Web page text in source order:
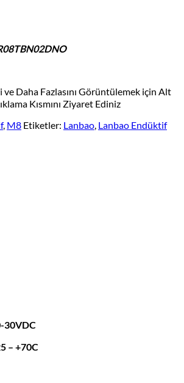
Daha Fazlasını Görüntülemek için Alt
Kısmını Ziyaret Ediniz
, M8 Etiketler: Lanbao, Lanbao Endüktif
30VDC
– +70C